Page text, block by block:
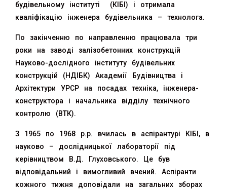
будівельному інституті (КІБІ) і отримала
кваліфікацію інженера будівельника – технолога.
По закінченню по направленню працювала три
роки на заводі залізобетонних конструкцій
Науково-дослідного інституту будівельних
конструкцій (НДІБК) Академії Будівництва і
Архітектури УРСР на посадах техніка, інженера-
конструктора і начальника відділу технічного
контролю (ВТК).
З 1965 по 1968 р.р. вчилась в аспірантурі КІБІ, в
науково – дослідницької лабораторії під
керівництвом В.Д. Глуховського. Це був
відповідальний і вимогливий вчений. Аспіранти
кожного тижня доповідали на загальних зборах